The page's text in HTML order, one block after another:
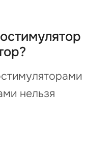
нельзя